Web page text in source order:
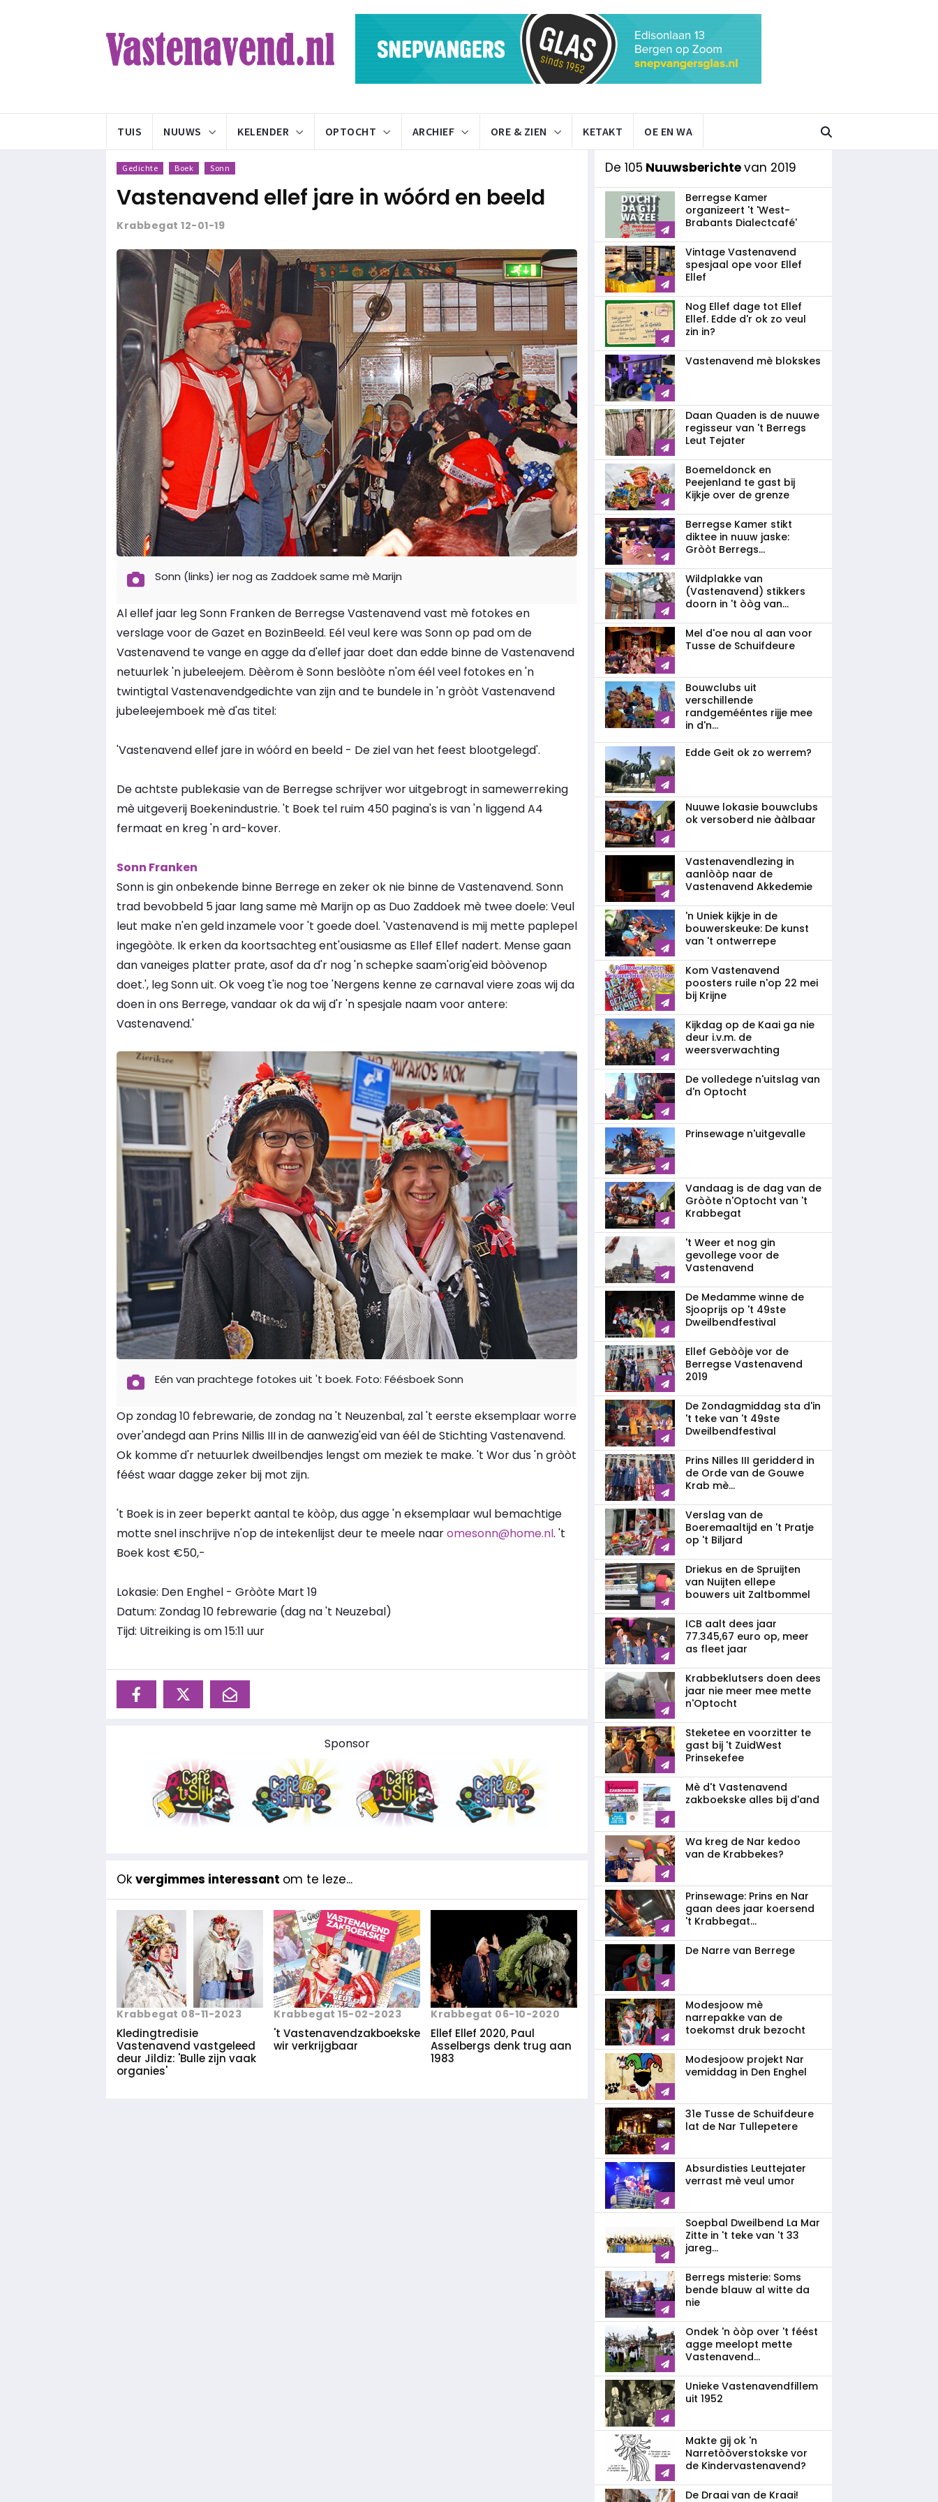
TUIS NUUWS KELENDER OPTOCHT ARCHIEF ORE & ZIEN KETAKT OE EN WA
Gedichte Boek Sonn
Vastenavend ellef jare in wóórd en beeld
Krabbegat 12-01-19
Sonn (links) ier nog as Zaddoek same mè Marijn
Al ellef jaar leg Sonn Franken de Berregse Vastenavend vast mè fotokes en
verslage voor de Gazet en BozinBeeld. Eél veul kere was Sonn op pad om de
Vastenavend te vange en agge da d'ellef jaar doet dan edde binne de Vastenavend
netuurlek 'n jubeleejem. Dèèrom è Sonn beslòòte n'om éél veel fotokes en 'n
twintigtal Vastenavendgedichte van zijn and te bundele in 'n gròòt Vastenavend
jubeleejemboek mè d'as titel:
'Vastenavend ellef jare in wóórd en beeld - De ziel van het feest blootgelegd'.
De achtste publekasie van de Berregse schrijver wor uitgebrogt in samewerreking
mè uitgeverij Boekenindustrie. 't Boek tel ruim 450 pagina's is van 'n liggend A4
fermaat en kreg 'n ard-kover.
Sonn Franken
Sonn is gin onbekende binne Berrege en zeker ok nie binne de Vastenavend. Sonn
trad bevobbeld 5 jaar lang same mè Marijn op as Duo Zaddoek mè twee doele: Veul
leut make n'en geld inzamele voor 't goede doel. 'Vastenavend is mij mette paplepel
ingegòòte. Ik erken da koortsachteg ent'ousiasme as Ellef Ellef nadert. Mense gaan
dan vaneiges platter prate, asof da d'r nog 'n schepke saam'orig'eid bòòvenop
doet.', leg Sonn uit. Ok voeg t'ie nog toe 'Nergens kenne ze carnaval viere zoas wij da
doen in ons Berrege, vandaar ok da wij d'r 'n spesjale naam voor antere:
Vastenavend.'
Eén van prachtege fotokes uit 't boek. Foto: Féésboek Sonn
Op zondag 10 febrewarie, de zondag na 't Neuzenbal, zal 't eerste eksemplaar worre
over'andegd aan Prins Nillis III in de aanwezig'eid van éél de Stichting Vastenavend.
Ok komme d'r netuurlek dweilbendjes lengst om meziek te make. 't Wor dus 'n gròòt
féést waar dagge zeker bij mot zijn.
't Boek is in zeer beperkt aantal te kòòp, dus agge 'n eksemplaar wul bemachtige
motte snel inschrijve n'op de intekenlijst deur te meele naaromesonn@home.nl. 't
Boek kost €50,-
Lokasie: Den Enghel - Gròòte Mart 19
Datum: Zondag 10 febrewarie (dag na 't Neuzebal)
Tijd: Uitreiking is om 15:11 uur
Sponsor
Ok vergimmes interessant om te leze...
Krabbegat 08-11-2023
Kledingtredisie
Vastenavend vastgeleed
deur Jildiz: 'Bulle zijn vaak
organies'
Krabbegat 15-02-2023
't Vastenavendzakboekske
wir verkrijgbaar
Krabbegat 06-10-2020
Ellef Ellef 2020, Paul
Asselbergs denk trug aan
1983
De 105 Nuuwsberichtevan 2019
Berregse Kamer
organizeert 't 'West-
Brabants Dialectcafé'
Vintage Vastenavend
spesjaal ope voor Ellef
Ellef
Nog Ellef dage tot Ellef
Ellef. Edde d'r ok zo veul
zin in?
Vastenavend mè blokskes
Daan Quaden is de nuuwe
regisseur van 't Berregs
Leut Tejater
Boemeldonck en
Peejenland te gast bij
Kijkje over de grenze
Berregse Kamer stikt
diktee in nuuw jaske:
Gròòt Berregs...
Wildplakke van
(Vastenavend) stikkers
doorn in 't òòg van...
Mel d'oe nou al aan voor
Tusse de Schuifdeure
Bouwclubs uit
verschillende
randgemééntes rijje mee
in d'n...
Edde Geit ok zo werrem?
Nuuwe lokasie bouwclubs
ok versoberd nie ààlbaar
Vastenavendlezing in
aanlòòp naar de
Vastenavend Akkedemie
'n Uniek kijkje in de
bouwerskeuke: De kunst
van 't ontwerrepe
Kom Vastenavend
poosters ruile n'op 22 mei
bij Krijne
Kijkdag op de Kaai ga nie
deur i.v.m. de
weersverwachting
De volledege n'uitslag van
d'n Optocht
Prinsewage n'uitgevalle
Vandaag is de dag van de
Gròòte n'Optocht van 't
Krabbegat
't Weer et nog gin
gevollege voor de
Vastenavend
De Medamme winne de
Sjooprijs op 't 49ste
Dweilbendfestival
Ellef Gebòòje vor de
Berregse Vastenavend
2019
De Zondagmiddag sta d'in
't teke van 't 49ste
Dweilbendfestival
Prins Nilles III geridderd in
de Orde van de Gouwe
Krab mè...
Verslag van de
Boeremaaltijd en 't Pratje
op 't Biljard
Driekus en de Spruijten
van Nuijten ellepe
bouwers uit Zaltbommel
ICB aalt dees jaar
77.345,67 euro op, meer
as fleet jaar
Krabbeklutsers doen dees
jaar nie meer mee mette
n'Optocht
Steketee en voorzitter te
gast bij 't ZuidWest
Prinsekefee
Mè d't Vastenavend
zakboekske alles bij d'and
Wa kreg de Nar kedoo
van de Krabbekes?
Prinsewage: Prins en Nar
gaan dees jaar koersend
't Krabbegat...
De Narre van Berrege
Modesjoow mè
narrepakke van de
toekomst druk bezocht
Modesjoow projekt Nar
vemiddag in Den Enghel
31e Tusse de Schuifdeure
lat de Nar Tullepetere
Absurdisties Leuttejater
verrast mè veul umor
Soepbal Dweilbend La Mar
Zitte in 't teke van 't 33
jareg...
Berregs misterie: Soms
bende blauw al witte da
nie
Ondek 'n òòp over 't féést
agge meelopt mette
Vastenavend...
Unieke Vastenavendfillem
uit 1952
Makte gij ok 'n
Narretòòverstokske vor
de Kindervastenavend?
De Draai van de Kraai!